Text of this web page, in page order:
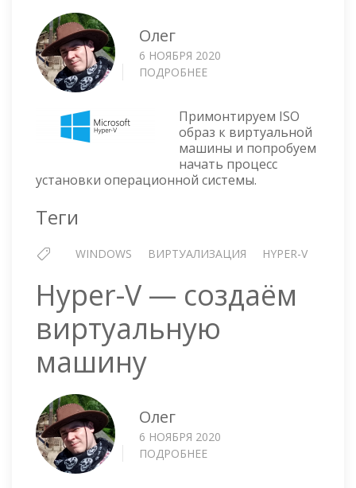
Олег
6 НОЯБРЯ 2020
ПОДРОБНЕЕ
—
МОНТИРУЕМ
ISO
К
ВИРТУАЛЬНОЙ
Примонтируем ISO
образ к виртуальной
машины и попробуем
начать процесс
установки операционной системы.
Теги
WINDOWS ВИРТУАЛИЗАЦИЯ HYPER-V
Hyper-V — создаём
виртуальную
машину
Олег
6 НОЯБРЯ 2020
ПОДРОБНЕЕ